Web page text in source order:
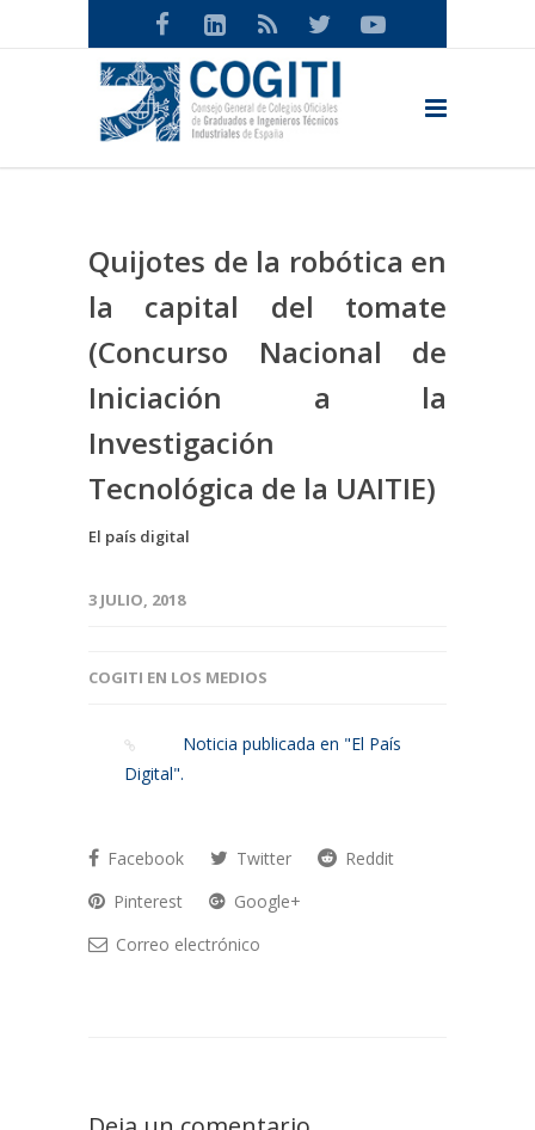
Quijotes de la robótica en
la capital del tomate
(Concurso Nacional de
Iniciación a la
Investigación
Tecnológica de la UAITIE)
El país digital
3 JULIO, 2018
COGITI EN LOS MEDIOS
Noticia publicada en "El País
Digital".
Facebook Twitter
Reddit
Pinterest
Google+
Correo electrónico